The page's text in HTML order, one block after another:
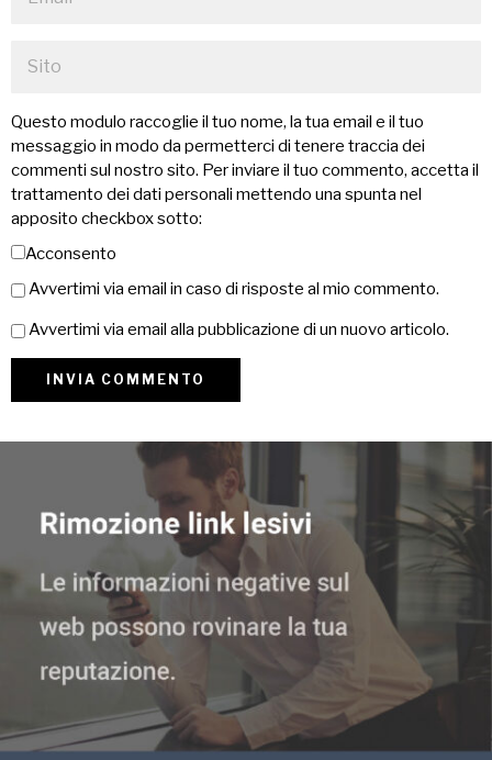
Questo modulo raccoglie il tuo nome, la tua email e il tuo
messaggio in modo da permetterci di tenere traccia dei
commenti sul nostro sito. Per inviare il tuo commento, accetta il
trattamento dei dati personali mettendo una spunta nel
apposito checkbox sotto:
Acconsento
Avvertimi via email in caso di risposte al mio commento.
Avvertimi via email alla pubblicazione di un nuovo articolo.